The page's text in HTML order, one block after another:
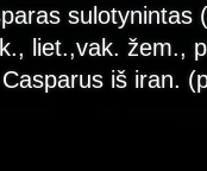
sulotynintas
liet.,vak. žem.,
iš iran.